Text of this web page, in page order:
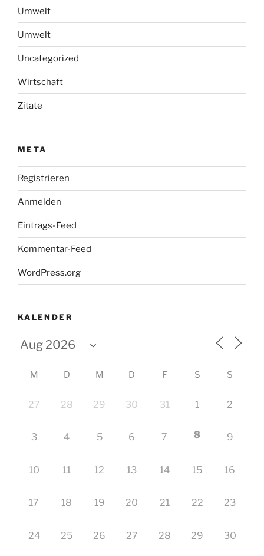
Umwelt
Umwelt
Uncategorized
Wirtschaft
Zitate
META
Registrieren
Anmelden
Eintrags-Feed
Kommentar-Feed
WordPress.org
KALENDER
M D M D F S S
27 28 29 30 31 1 2
3 4 5 6 7 8 9
10 11 12 13 14 15 16
17 18 19 20 21 22 23
24 25 26 27 28 29 30